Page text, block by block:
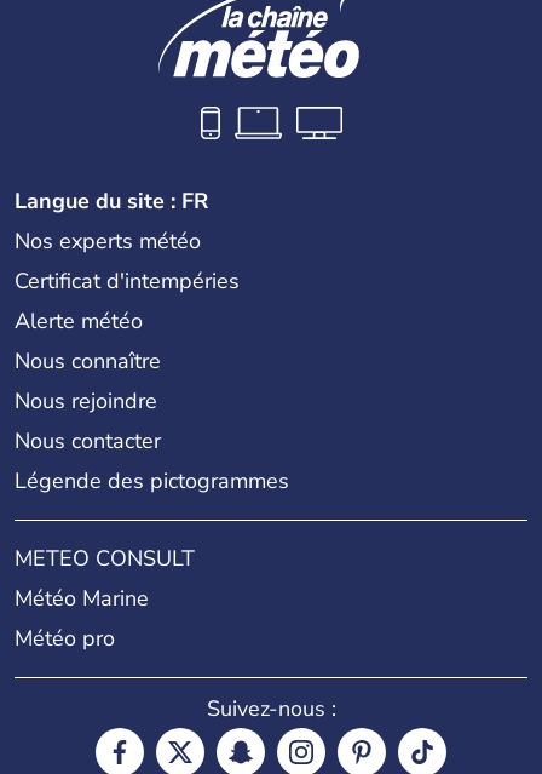
Langue du site : FR
Nos experts météo
Certificat d'intempéries
Alerte météo
Nous connaître
Nous rejoindre
Nous contacter
Légende des pictogrammes
METEO CONSULT
Météo Marine
Météo pro
Suivez-nous :